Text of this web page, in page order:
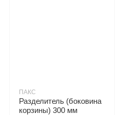
ПАКС
Разделитель (боковина
корзины) 300 мм